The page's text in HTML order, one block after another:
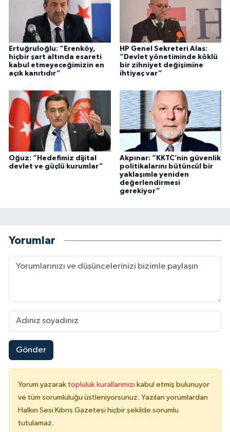
Ertuğruloğlu: “Erenköy,
hiçbir şart altında esareti
kabul etmeyeceğimizin en
açık kanıtıdır”
HP Genel Sekreteri Alas:
“Devlet yönetiminde köklü
bir zihniyet değişimine
ihtiyaç var”
Oğuz: “Hedefimiz dijital
devlet ve güçlü kurumlar”
Akpınar: “KKTC’nin güvenlik
politikalarını bütüncül bir
yaklaşımla yeniden
değerlendirmesi
gerekiyor”
Yorumlar
Gönder
Yorum yazarak topluluk kurallarımızı kabul etmiş bulunuyor
ve tüm sorumluluğu üstleniyorsunuz. Yazılan yorumlardan
Halkın Sesi Kıbrıs Gazetesi hiçbir şekilde sorumlu
tutulamaz.